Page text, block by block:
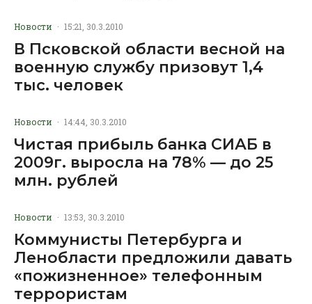
Новости · 15:21, 30.3.2010
В Псковской области весной на
военную службу призовут 1,4
тыс. человек
Новости · 14:44, 30.3.2010
Чистая прибыль банка СИАБ в
2009г. выросла на 78% — до 25
млн. рублей
Новости · 13:53, 30.3.2010
Коммунисты Петербурга и
Ленобласти предложили давать
«пожизненное» телефонным
террористам